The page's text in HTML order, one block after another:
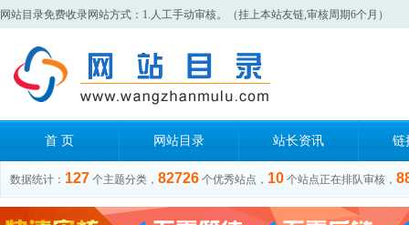
网站目录免费收录网站方式：1.人工手动审核。（挂上本站友链,审核周期6个月）
首 页 网站目录 站长资讯 链
数据统计： 127 个主题分类， 82726 个优秀站点， 10 个站点正在排队审核，